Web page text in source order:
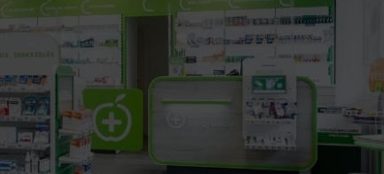
Móricz Zsigmond: falusi író vagy boncmester?
Mindenki a világot akarja uralni – de nem csak a 80-as években
lapostetők: a bevált technológia akkor működik, ha jól van felújítva